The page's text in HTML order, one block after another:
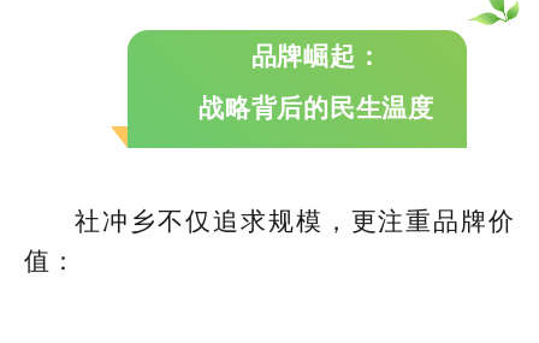
品牌崛起：
战略背后的民生温度
社冲乡不仅追求规模，更注重品牌价
值：